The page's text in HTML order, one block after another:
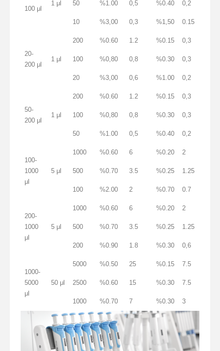
100 μl
1 μl 50 %1.00 0,5 %0.40 0,2
10 %3,00 0,3 %1,50 0.15
20-
200 μl
1 μl
200 %0.60 1.2 %0.15 0,3
100 %0,80 0,8 %0.30 0,3
20 %3,00 0,6 %1.00 0,2
50-
200 μl
1 μl
200 %0.60 1.2 %0.15 0,3
100 %0,80 0,8 %0.30 0,3
50 %1.00 0,5 %0.40 0,2
100-
1000
μl
5 μl
1000 %0.60 6 %0.20 2
500 %0.70 3.5 %0.25 1.25
100 %2.00 2 %0.70 0.7
200-
1000
μl
5 μl
1000 %0.60 6 %0.20 2
500 %0.70 3.5 %0.25 1.25
200 %0.90 1.8 %0.30 0,6
1000-
5000
μl
50 μl
5000 %0.50 25 %0.15 7.5
2500 %0.60 15 %0.30 7.5
1000 %0.70 7 %0.30 3